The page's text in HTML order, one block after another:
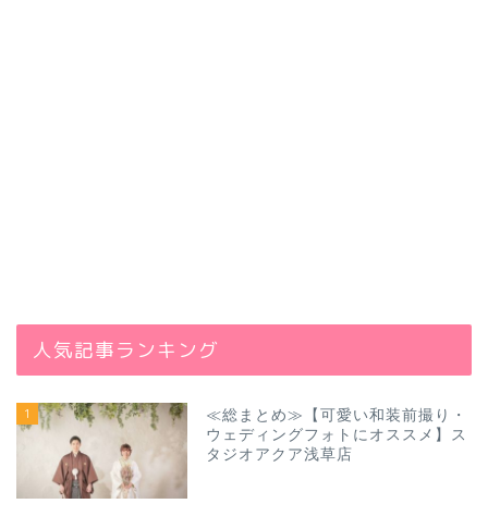
人気記事ランキング
1
≪総まとめ≫【可愛い和装前撮り・
ウェディングフォトにオススメ】ス
タジオアクア浅草店